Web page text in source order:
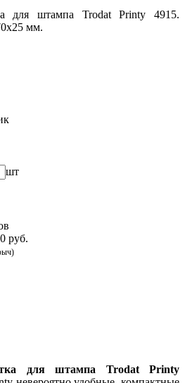
для штампа Trodat Printy 4915.
мм.
шт
руб.
для штампа Trodat Printy